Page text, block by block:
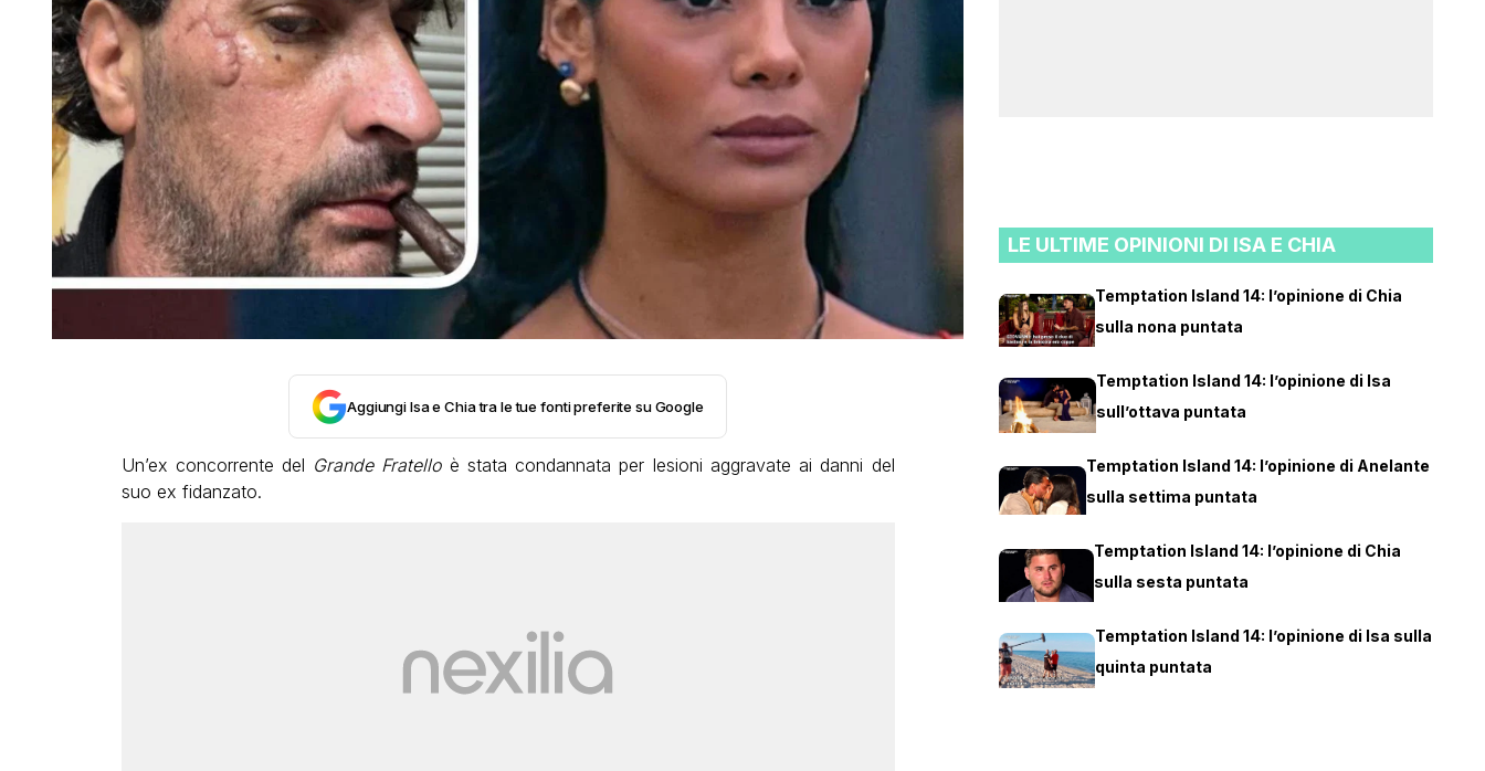
Aggiungi Isa e Chia tra le tue fonti preferite su Google
Un’ex concorrente del Grande Fratelloè stata condannata per lesioni aggravate ai danni del
suo ex fidanzato.
LE ULTIME OPINIONI DI ISA E CHIA
Temptation Island 14: l’opinione di Chia
sulla nona puntata
Temptation Island 14: l’opinione di Isa
sull’ottava puntata
Temptation Island 14: l’opinione di Anelante
sulla settima puntata
Temptation Island 14: l’opinione di Chia
sulla sesta puntata
Temptation Island 14: l’opinione di Isa sulla
quinta puntata